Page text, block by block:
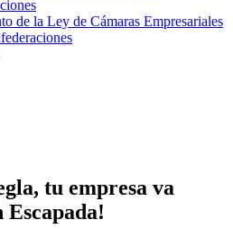
de la Ley de Cámaras Empresariales
tu empresa va